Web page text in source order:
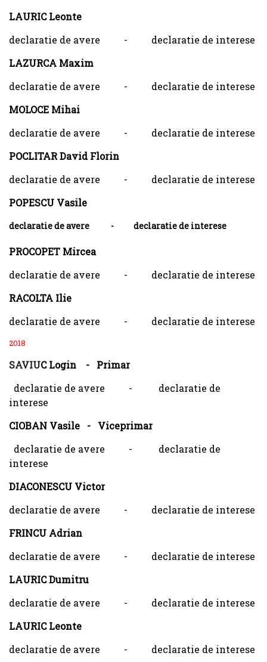
LAURIC Leonte
declaratie de avere
- declaratie de interese
LAZURCA Maxim
declaratie de avere -
declaratie de interese
MOLOCE Mihai
declaratie de avere -
declaratie de interese
POCLITAR David Florin
declaratie de avere - declaratie de interese
POPESCU Vasile
declaratie de avere - declaratie de interese
PROCOPET Mircea
declaratie de avere
- declaratie de interese
RACOLTA Ilie
declaratie de avere - declaratie de interese
2018
SAVIUC Login - Primar
declaratie de avere - declaratie de
interese
CIOBAN Vasile - Viceprimar
declaratie de avere - declaratie de
interese
DIACONESCU Victor
declaratie de avere - declaratie de interese
FRINCU Adrian
declaratie de avere - declaratie de interese
LAURIC Dumitru
declaratie de avere - declaratie de interese
LAURIC Leonte
declaratie de avere - declaratie de interese